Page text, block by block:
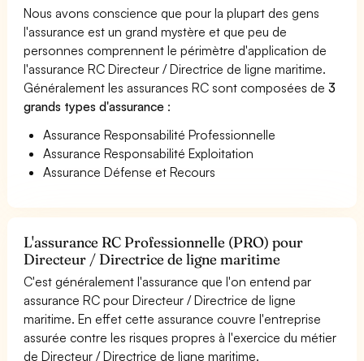
Nous avons conscience que pour la plupart des gens
l'assurance est un grand mystère et que peu de
personnes comprennent le périmètre d'application de
l'assurance RC Directeur / Directrice de ligne maritime.
Généralement les assurances RC sont composées de3
grands types d'assurance :
Assurance Responsabilité Professionnelle
Assurance Responsabilité Exploitation
Assurance Défense et Recours
L'assurance RC Professionnelle (PRO) pour
Directeur / Directrice de ligne maritime
C'est généralement l'assurance que l'on entend par
assurance RC pour Directeur / Directrice de ligne
maritime. En effet cette assurance couvre l'entreprise
assurée contre les risques propres à l'exercice du métier
de Directeur / Directrice de ligne maritime.